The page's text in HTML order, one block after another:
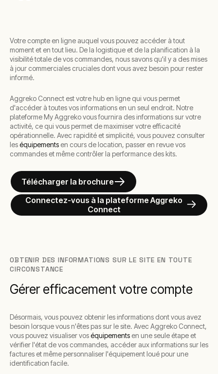
Votre compte en ligne auquel vous pouvez accéder à tout
moment et en tout lieu. De la logistique et de la planification à la
visibilité totale de vos commandes, nous savons qu'il y a des mises
à jour commerciales cruciales dont vous avez besoin pour rester
informé.
Aggreko Connect est votre hub en ligne qui vous permet
d'accéder à toutes vos informations en un seul endroit. Notre
plateforme My Aggreko vous fournira des informations sur votre
activité, ce qui vous permet de maximiser votre efficacité
opérationnelle. Avec rapidité et simplicité, vous pouvez consulter
leséquipements en cours de location, passer en revue vos
commandes et même contrôler la performance des kits.
Télécharger la brochure
Connectez-vous à la plateforme Aggreko
Connect
OBTENIR DES INFORMATIONS SUR LE SITE EN TOUTE
CIRCONSTANCE
Gérer efficacement votre compte
Désormais, vous pouvez obtenir les informations dont vous avez
besoin lorsque vous n'êtes pas sur le site. Avec Aggreko Connect,
vous pouvez visualiser voséquipements en une seule étape et
vérifier l'état de vos commandes, accéder aux informations sur les
factures et même personnaliser l'équipement loué pour une
identification facile.